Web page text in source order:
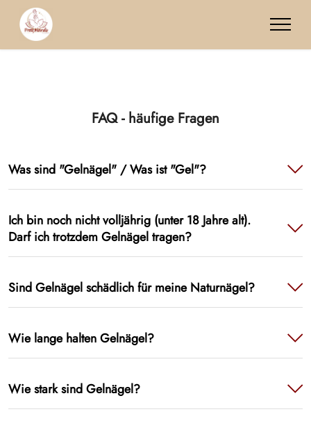
FAQ - häufige Fragen
Was sind "Gelnägel" / Was ist "Gel"?
Ich bin noch nicht volljährig (unter 18 Jahre alt).
Darf ich trotzdem Gelnägel tragen?
Sind Gelnägel schädlich für meine Naturnägel?
Wie lange halten Gelnägel?
Wie stark sind Gelnägel?